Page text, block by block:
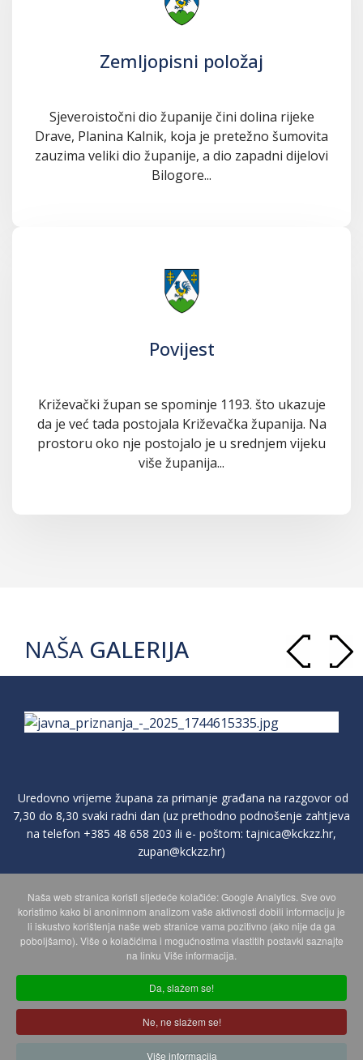
Zemljopisni položaj
Sjeveroistočni dio županije čini dolina rijeke
Drave, Planina Kalnik, koja je pretežno šumovita
zauzima veliki dio županije, a dio zapadni dijelovi
Bilogore...
Povijest
Križevački župan se spominje 1193. što ukazuje
da je već tada postojala Križevačka županija. Na
prostoru oko nje postojalo je u srednjem vijeku
više županija...
NAŠA GALERIJA
Uredovno vrijeme župana za primanje građana na razgovor od
7,30 do 8,30 svaki radni dan (uz prethodno podnošenje zahtjeva
na telefon +385 48 658 203 ili e- poštom:tajnica@kckzz.hr,
zupan@kckzz.hr)
POLITIKA ZAŠTITE PRIVATNOSTI OSOBNIH PODATAKA
MAPA WEBA
Copyright © 2026 Koprivničko - križevačka županija. Sva prava
zadržana.
Naša web stranica koristi sljedeće kolačiće: Google Analytics. Sve ovo
koristimo kako bi anonimnom analizom vaše aktivnosti dobili informaciju je
li iskustvo korištenja naše web stranice vama pozitivno (ako nije da ga
poboljšamo). Više o kolačićima i mogućnostima vlastitih postavki saznajte
na linku Više informacija.
Da, slažem se!
Ne, ne slažem se!
Više informacija